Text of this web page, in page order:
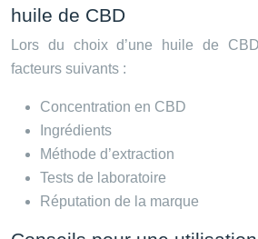
huile de CBD
Lors du choix d’une huile de
facteurs suivants :
Concentration en CBD
Ingrédients
Méthode d’extraction
Tests de laboratoire
Réputation de la marque